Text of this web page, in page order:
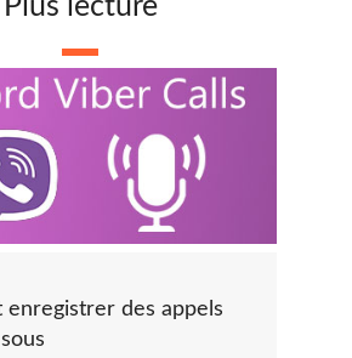
Plus lecture
enregistrer des appels